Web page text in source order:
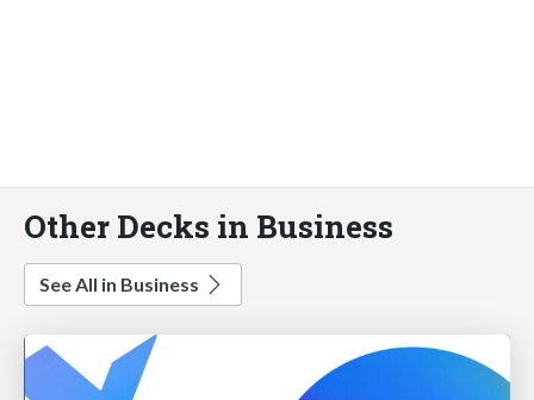
Other Decks in Business
See All in Business